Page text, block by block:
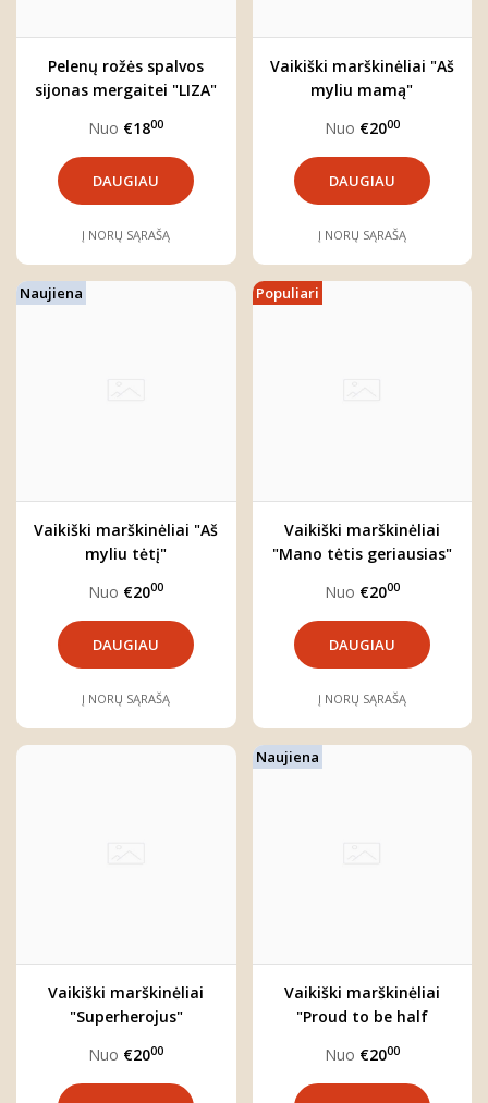
Pelenų rožės spalvos
sijonas mergaitei "LIZA"
Nuo €1800
DAUGIAU
Į NORŲ SĄRAŠĄ
Vaikiški marškinėliai "Aš
myliu mamą"
Nuo €2000
DAUGIAU
Į NORŲ SĄRAŠĄ
Naujiena
Vaikiški marškinėliai "Aš
myliu tėtį"
Nuo €2000
DAUGIAU
Į NORŲ SĄRAŠĄ
Populiari
Vaikiški marškinėliai
"Mano tėtis geriausias"
Nuo €2000
DAUGIAU
Į NORŲ SĄRAŠĄ
Vaikiški marškinėliai
"Superherojus"
Nuo €2000
Naujiena
Vaikiški marškinėliai
"Proud to be half
Nuo €2000